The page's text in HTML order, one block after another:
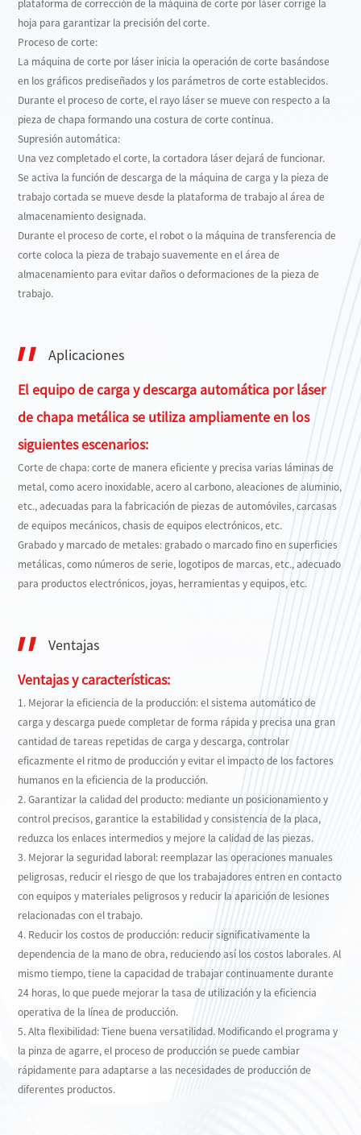
plataforma de corrección de la máquina de corte por láser corrige la
hoja para garantizar la precisión del corte.
Proceso de corte:
La máquina de corte por láser inicia la operación de corte basándose
en los gráficos prediseñados y los parámetros de corte establecidos.
Durante el proceso de corte, el rayo láser se mueve con respecto a la
pieza de chapa formando una costura de corte continua.
Supresión automática:
Una vez completado el corte, la cortadora láser dejará de funcionar.
Se activa la función de descarga de la máquina de carga y la pieza de
trabajo cortada se mueve desde la plataforma de trabajo al área de
almacenamiento designada.
Durante el proceso de corte, el robot o la máquina de transferencia de
corte coloca la pieza de trabajo suavemente en el área de
almacenamiento para evitar daños o deformaciones de la pieza de
trabajo.
Aplicaciones
El equipo de carga y descarga automática por láser
de chapa metálica se utiliza ampliamente en los
siguientes escenarios:
Corte de chapa: corte de manera eficiente y precisa varias láminas de
metal, como acero inoxidable, acero al carbono, aleaciones de aluminio,
etc., adecuadas para la fabricación de piezas de automóviles, carcasas
de equipos mecánicos, chasis de equipos electrónicos, etc.
Grabado y marcado de metales: grabado o marcado fino en superficies
metálicas, como números de serie, logotipos de marcas, etc., adecuado
para productos electrónicos, joyas, herramientas y equipos, etc.
Ventajas
Ventajas y características:
1. Mejorar la eficiencia de la producción: el sistema automático de
carga y descarga puede completar de forma rápida y precisa una gran
cantidad de tareas repetidas de carga y descarga, controlar
eficazmente el ritmo de producción y evitar el impacto de los factores
humanos en la eficiencia de la producción.
2. Garantizar la calidad del producto: mediante un posicionamiento y
control precisos, garantice la estabilidad y consistencia de la placa,
reduzca los enlaces intermedios y mejore la calidad de las piezas.
3. Mejorar la seguridad laboral: reemplazar las operaciones manuales
peligrosas, reducir el riesgo de que los trabajadores entren en contacto
con equipos y materiales peligrosos y reducir la aparición de lesiones
relacionadas con el trabajo.
4. Reducir los costos de producción: reducir significativamente la
dependencia de la mano de obra, reduciendo así los costos laborales. Al
mismo tiempo, tiene la capacidad de trabajar continuamente durante
24 horas, lo que puede mejorar la tasa de utilización y la eficiencia
operativa de la línea de producción.
5. Alta flexibilidad: Tiene buena versatilidad. Modificando el programa y
la pinza de agarre, el proceso de producción se puede cambiar
rápidamente para adaptarse a las necesidades de producción de
diferentes productos.